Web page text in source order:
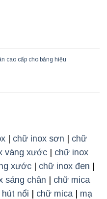
cao cấp cho bảng hiệu
| chữ inox sơn | chữ
vàng xước | chữ inox
xước | chữ inox đen |
sáng chân | chữ mica
nổi | chữ mica | mạ